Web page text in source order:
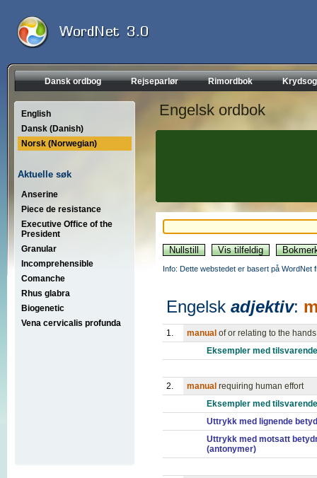
Dansk ordbog Rejseparlør Rimordbok
English
Dansk (Danish)
Norsk (Norwegian)
Aktuelle søk
Anserine
Piece de resistance
Executive Office of the
President
Granular
Incomprehensible
Comanche
Rhus glabra
Biogenetic
Vena cervicalis profunda
Engelsk ordbok
Info: Dette webstedet er basert på WordNet
Engelsk adjektiv:
1. manual of or relating to the hands
Eksempler med
2. manual requiring human effort
Eksempler med
Uttrykk med lignende
Uttrykk med motsatt
(antonymer)